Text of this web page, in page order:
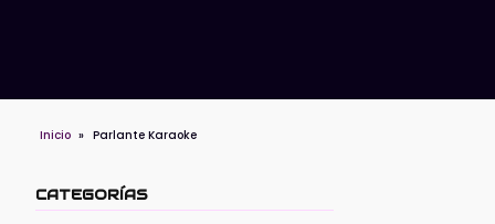
Inicio » Parlante Karaoke
CATEGORÍAS